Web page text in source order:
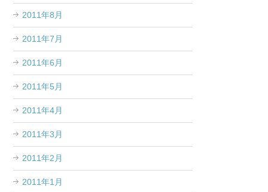
2011年8月
2011年7月
2011年6月
2011年5月
2011年4月
2011年3月
2011年2月
2011年1月